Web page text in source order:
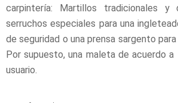
carpintería: Martillos tradicionales
serruchos especiales para una
de seguridad o una prensa sargento
Por supuesto, una maleta de acuerdo
usuario.